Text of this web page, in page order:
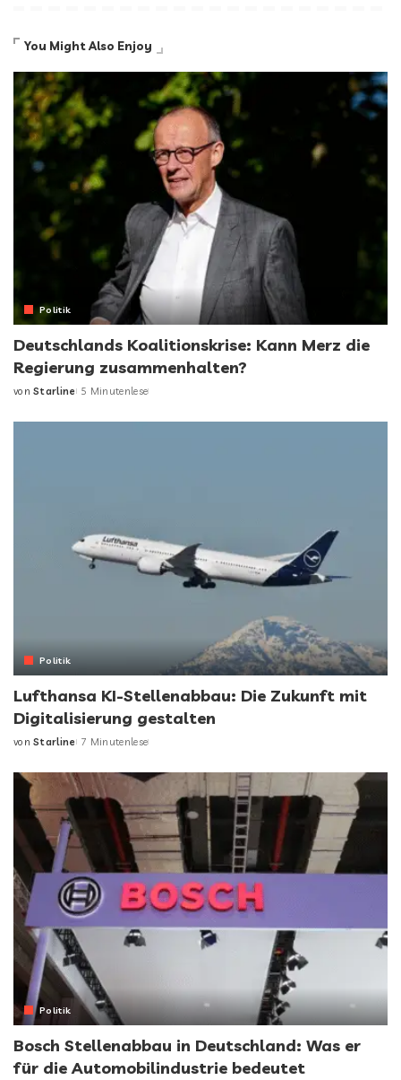
You Might Also Enjoy
Politik
Deutschlands Koalitionskrise: Kann Merz die
Regierung zusammenhalten?
von Starline 5 Minutenlese
Politik
Lufthansa KI-Stellenabbau: Die Zukunft mit
Digitalisierung gestalten
von Starline 7 Minutenlese
Politik
Bosch Stellenabbau in Deutschland: Was er
für die Automobilindustrie bedeutet